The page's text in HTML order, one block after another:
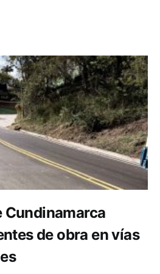
Cundinamarca
de obra en vías